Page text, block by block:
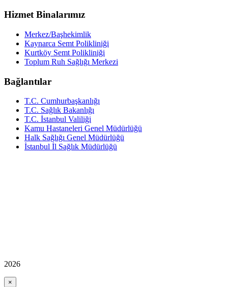
Hizmet Binalarımız
Merkez/Başhekimlik
Kaynarca Semt Polikliniği
Kurtköy Semt Polikliniği
Toplum Ruh Sağlığı Merkezi
Bağlantılar
T.C. Cumhurbaşkanlığı
T.C. Sağlık Bakanlığı
T.C. İstanbul Valiliği
Kamu Hastaneleri Genel Müdürlüğü
Halk Sağlığı Genel Müdürlüğü
İstanbul İl Sağlık Müdürlüğü
2026
×